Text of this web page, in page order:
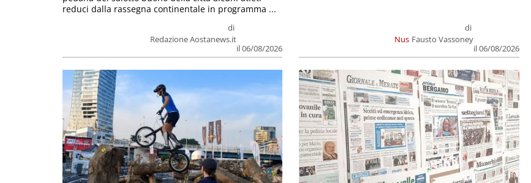
di
Redazione Aostanews.it
il 06/08/2026
reduci dalla rassegna continentale in programma ...
Nus
di
Fausto Vassoney
il 06/08/2026